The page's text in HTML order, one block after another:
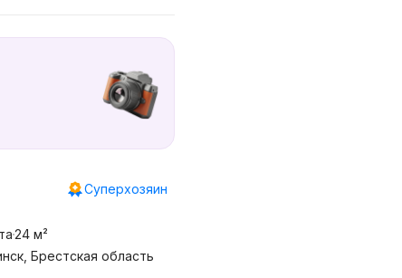
Суперхозяин
24 м²
Брестская область